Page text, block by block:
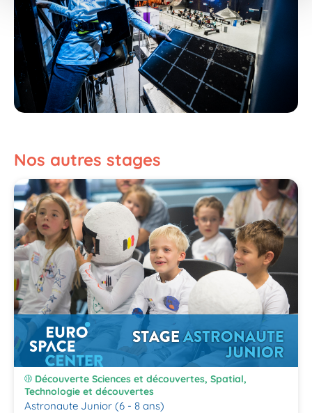
Nos autres stages
Découverte Sciences et découvertes, Spatial,
Technologie et découvertes
Astronaute Junior (6 - 8 ans)